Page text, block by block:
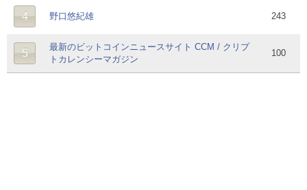
4 野口悠紀雄 243
5
最新のビットコインニュースサイト CCM / クリプ
トカレンシーマガジン
100